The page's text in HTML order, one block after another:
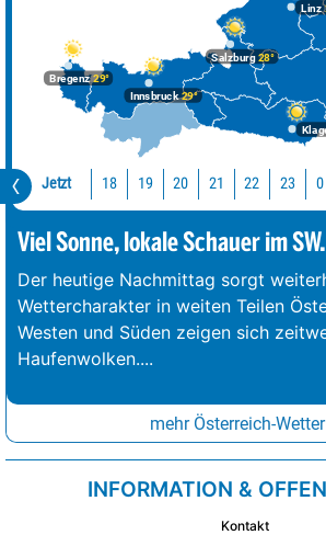
Bregenz29°
Innsbruck29°
Linz
Salzburg28°
Jetzt 18 19 20 21 22 23 0
Viel Sonne, lokale Schauer im
Der heutige Nachmittag sorgt
Wettercharakter in weiten Teilen
Westen und Süden zeigen sich
Haufenwolken....
mehr Österreich-Wetter
INFORMATION &
Kontakt